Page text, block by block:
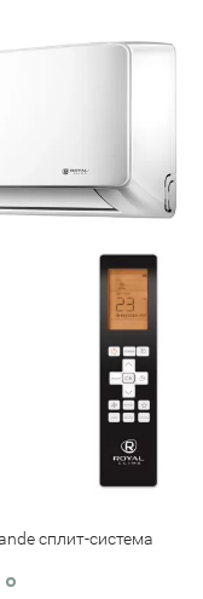
сплит-система